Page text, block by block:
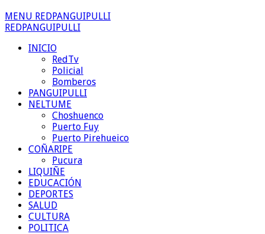
MENU REDPANGUIPULLI
REDPANGUIPULLI
INICIO
RedTv
Policial
Bomberos
PANGUIPULLI
NELTUME
Choshuenco
Puerto Fuy
Puerto Pirehueico
COÑARIPE
Pucura
LIQUIÑE
EDUCACIÓN
DEPORTES
SALUD
CULTURA
POLITICA